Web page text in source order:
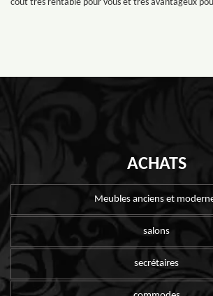
coût très rentable pour vous et très avantageux
ACHATS
Meubles anciens et
salons
secrétaires